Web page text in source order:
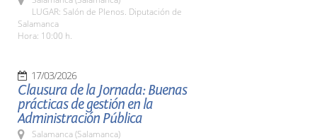
LUGAR: Salón de Plenos. Diputación de
Salamanca
Hora: 10:00 h.
17/03/2026
Clausura de la Jornada: Buenas
prácticas de gestión en la
Administración Pública
Salamanca (Salamanca)